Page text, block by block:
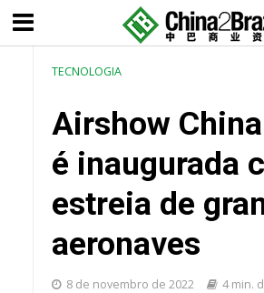
TECNOLOGIA
Airshow
é inaugurada
estreia de
aeronaves
8 de novembro de 2022 4 min.